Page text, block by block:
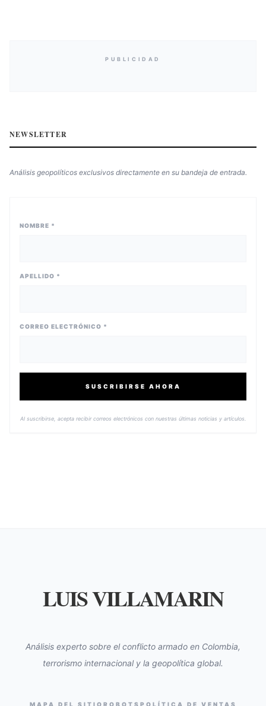
PUBLICIDAD
NEWSLETTER
Análisis geopolíticos exclusivos directamente en su bandeja de entrada.
NOMBRE *
APELLIDO *
CORREO ELECTRÓNICO *
SUSCRIBIRSE AHORA
Al suscribirse, acepta recibir correos electrónicos con nuestras últimas noticias y artículos.
LUIS VILLAMARIN
Análisis experto sobre el conflicto armado en Colombia,
terrorismo internacional y la geopolítica global.
MAPA DEL SITIO ROBOTS POLÍTICA DE VENTAS